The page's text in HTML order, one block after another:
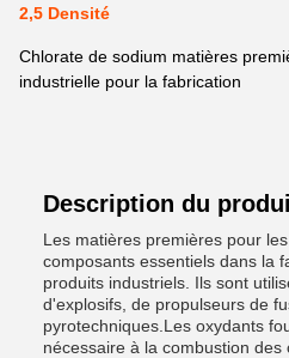
2,5 Densité
Chlorate de sodium matières
industrielle pour la fabrication
Description du
Les matières premières pour
composants essentiels dans la
produits industriels. Ils sont
d'explosifs, de propulseurs de
pyrotechniques.Les oxydants
nécessaire à la combustion